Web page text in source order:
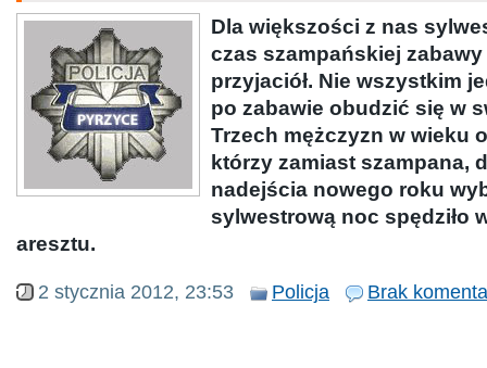
Dla większości z nas
czas szampańskiej
przyjaciół. Nie wszystkim
po zabawie obudzić się w
Trzech mężczyzn w wieku
którzy zamiast szampana,
nadejścia nowego roku
sylwestrową noc spędziło
aresztu.
2 stycznia 2012, 23:53 Policja Brak